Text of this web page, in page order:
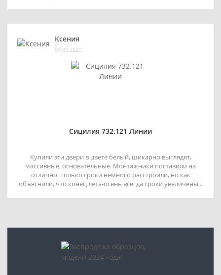
Ксения
07.09.2020
Сицилия 732.121 Линии
Купили эти двери в цвете белый, шикарно выглядят,
массивные, основательные. Монтажники поставили на
отлично. Только сроки немного расстроили, но как
объяснили, что конец лета-осень всегда сроки увеличены ..